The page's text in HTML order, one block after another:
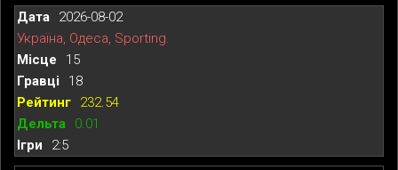
2026-08-02
Україна, Одеса, Sporting.
15
18
232.54
0.01
2:5